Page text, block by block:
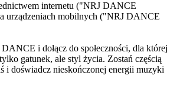
internetu ("NRJ DANCE
urządzeniach mobilnych ("NRJ DANCE
i dołącz do społeczności, dla której
gatunek, ale styl życia. Zostań częścią
i doświadcz nieskończonej energii muzyki